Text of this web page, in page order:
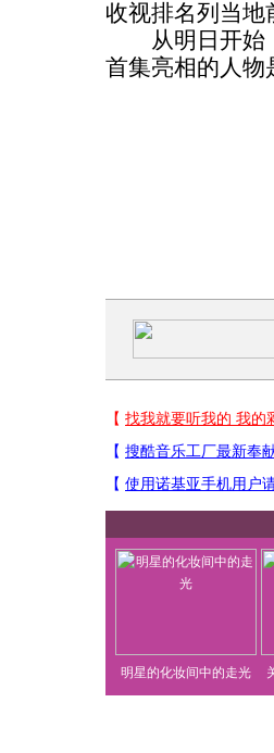
收视排名列当地
从明日开始《
首集亮相的人物
明星的化妆间中的走光